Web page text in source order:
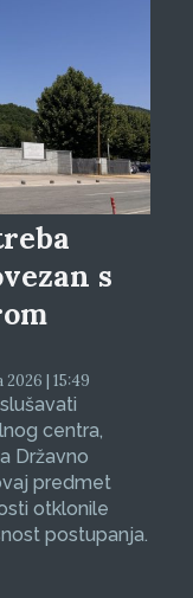
s
| 15:49
centra,
Državno
predmet
otklonile
postupanja.